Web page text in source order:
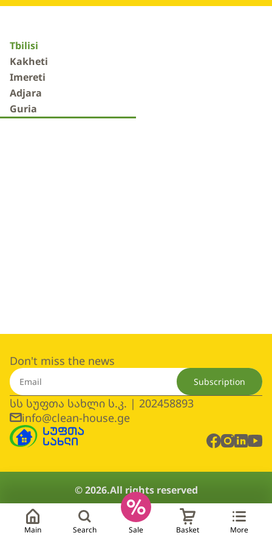
Tbilisi
Kakheti
Imereti
Adjara
Guria
Don't miss the news
Subscription
სს სუფთა სახლი ს.კ. | 202458893
info@clean-house.ge
© 2026.All rights reserved
Main Search Sale Basket More